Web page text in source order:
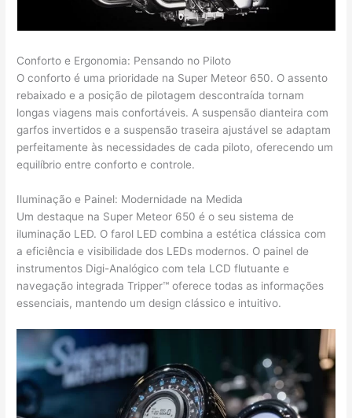
Conforto e Ergonomia: Pensando no Piloto
O conforto é uma prioridade na Super Meteor 650. O assento
rebaixado e a posição de pilotagem descontraída tornam
longas viagens mais confortáveis. A suspensão dianteira com
garfos invertidos e a suspensão traseira ajustável se adaptam
perfeitamente às necessidades de cada piloto, oferecendo um
equilíbrio entre conforto e controle.
Iluminação e Painel: Modernidade na Medida
Um destaque na Super Meteor 650 é o seu sistema de
iluminação LED. O farol LED combina a estética clássica com
a eficiência e visibilidade dos LEDs modernos. O painel de
instrumentos Digi-Analógico com tela LCD flutuante e
navegação integrada Tripper™ oferece todas as informações
essenciais, mantendo um design clássico e intuitivo.